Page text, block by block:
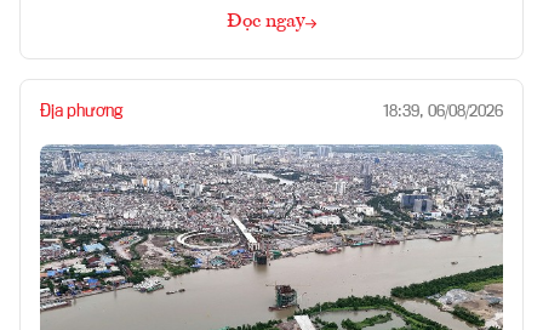
Đọc ngay
Địa phương 18:39, 06/08/2026